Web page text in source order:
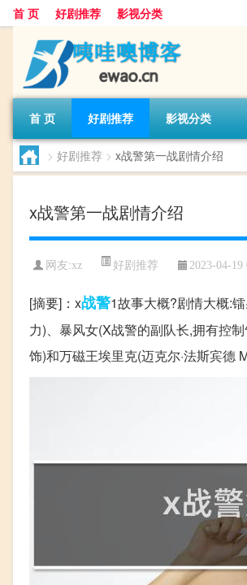
首 页 好剧推荐 影视分类
首 页 好剧推荐 影视分类
> 好剧推荐 > x战警第一战剧情介绍
x战警第一战剧情介绍
网友:xz 好剧推荐 2023-04-19
[摘要]：x战警1故事大概?剧情大概:
力)、暴风女(X战警的副队长,拥有控
饰)和万磁王埃里克(迈克尔·法斯宾德